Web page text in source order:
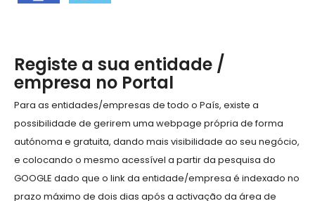
Registe a sua entidade /
empresa no Portal
Para as entidades/empresas de todo o País, existe a
possibilidade de gerirem uma webpage própria de forma
autónoma e gratuita, dando mais visibilidade ao seu negócio,
e colocando o mesmo acessível a partir da pesquisa do
GOOGLE dado que o link da entidade/empresa é indexado no
prazo máximo de dois dias após a activação da área de